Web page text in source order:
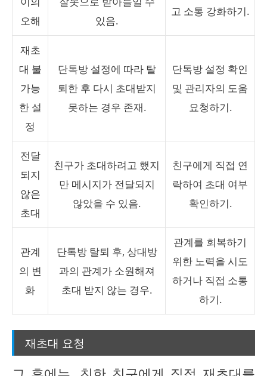
오해
있음.
고 소통 강화하기.
재초
대 불
가능
한 설
정
단톡방 설정에 따라 탈
퇴한 후 다시 초대받지
못하는 경우 존재.
단톡방 설정 확인
및 관리자의 도움
요청하기.
전달
되지
않은
초대
친구가 초대하려고 했지
만 메시지가 전달되지
않았을 수 있음.
친구에게 직접 연
락하여 초대 여부
확인하기.
관계
의 변
화
단톡방 탈퇴 후, 상대방
과의 관계가 소원해져
초대 받지 않는 경우.
관계를 회복하기
위한 노력을 시도
하거나 직접 소통
하기.
재초대 요청